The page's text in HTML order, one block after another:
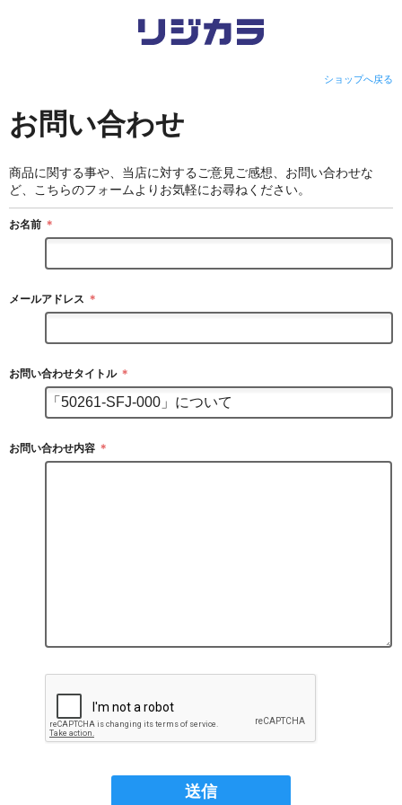
ショップへ戻る
お問い合わせ
商品に関する事や、当店に対するご意見ご感想、お問い合わせな
ど、こちらのフォームよりお気軽にお尋ねください。
お名前 ＊
メールアドレス ＊
お問い合わせタイトル ＊
お問い合わせ内容 ＊